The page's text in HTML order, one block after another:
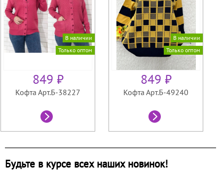
В наличии
Только оптом
849 ₽
Кофта Арт.Б-38227
В наличии
Только оптом
849 ₽
Кофта Арт.Б-49240
Будьте в курсе всех наших новинок!